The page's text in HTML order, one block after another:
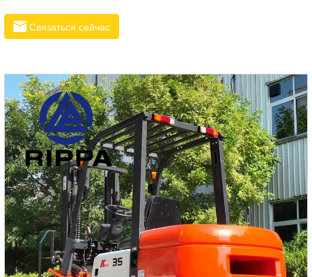
разработан для выполнения самых сложных задач в
различных условиях эксплуатации. Мы предлагаем
Связаться сейчас